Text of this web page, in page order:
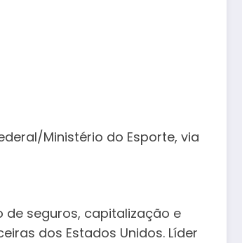
Ministério do Esporte, via
de seguros, capitalização e
dos Estados Unidos. Líder